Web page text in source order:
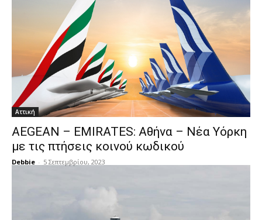
Αττική
AEGEAN – EMIRATES: Αθήνα – Νέα Υόρκη
με τις πτήσεις κοινού κωδικού
Debbie - 5 Σεπτεμβρίου, 2023